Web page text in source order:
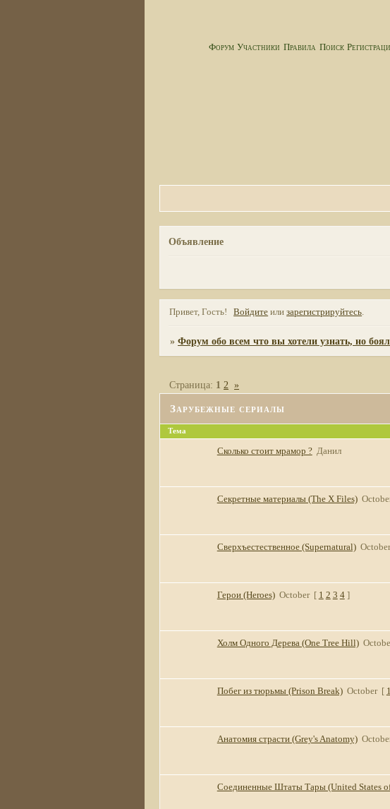
Форум Участники Правила Поиск
Объявление
Привет, Гость! Войдите илизарегистрируйтесь.
»Форум обо всем что вы хотели узнать, но
Зарубежные сериалы
Страница: 1 2 »
Тема
Сколько стоит мрамор ? Данил
Секретные материалы (The X Files)
Сверхъестественное (Supernatural) October
Герои (Heroes) October [ 1 2 3 4 ]
Холм Одного Дерева (One Tree Hill)
Побег из тюрьмы (Prison Break) October [ 1
Анатомия страсти (Grey's Anatomy)
Соединенные Штаты Тары (United States